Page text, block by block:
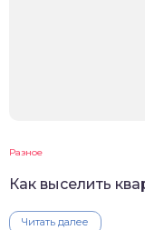
Разное
Как выселить
Читать далее